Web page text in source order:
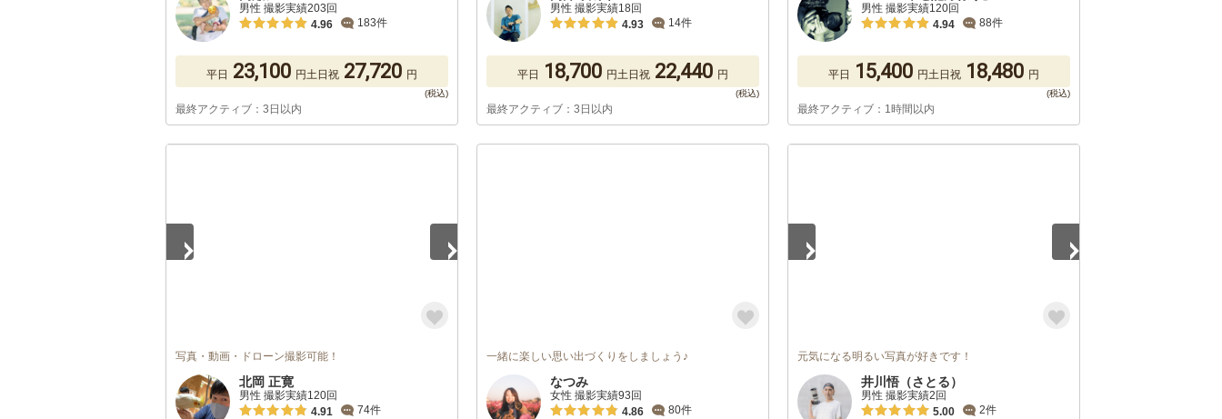
男性 撮影実績203回
4.96
183件
平日 23,100 円土日祝 27,720 円
最終アクティブ：3日以内
男性 撮影実績18回
4.93
14件
平日 18,700 円土日祝 22,440 円
最終アクティブ：3日以内
男性 撮影実績120回
4.94
88件
平日 15,400 円土日祝 18,480 円
最終アクティブ：1時間以内
写真・動画・ドローン撮影可能！
北岡 正寛
男性 撮影実績120回
4.91
74件
一緒に楽しい思い出づくりをしましょう♪
なつみ
女性 撮影実績93回
4.86
80件
元気になる明るい写真が好きです！
井川悟（さとる）
男性 撮影実績2回
5.00
2件